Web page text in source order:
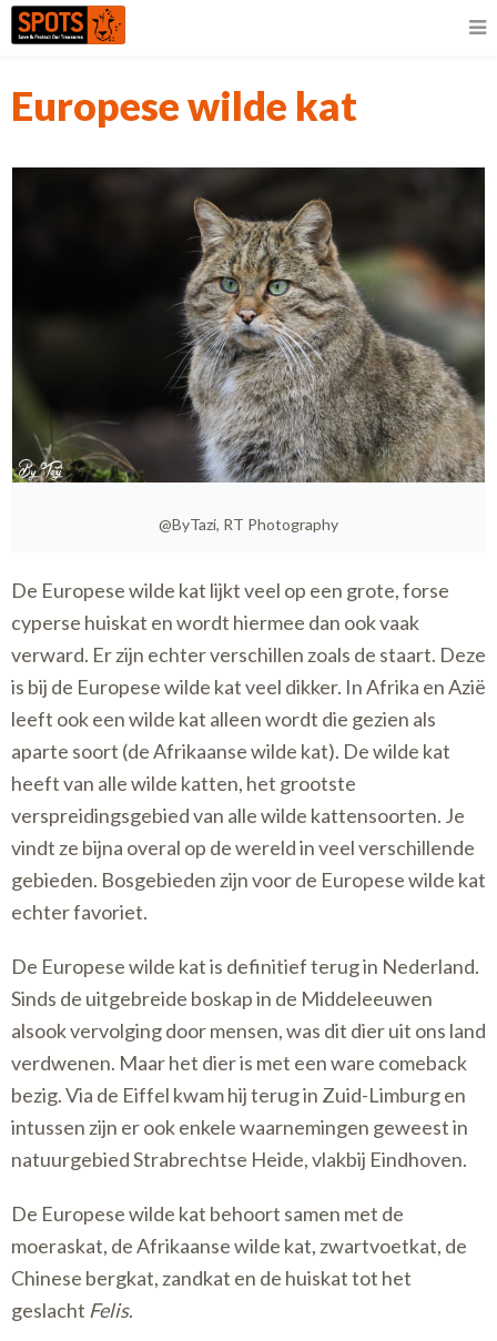
Europese wilde kat
@ByTazi, RT Photography
De Europese wilde kat lijkt veel op een grote, forse
cyperse huiskat en wordt hiermee dan ook vaak
verward. Er zijn echter verschillen zoals de staart. Deze
is bij de Europese wilde kat veel dikker. In Afrika en Azië
leeft ook een wilde kat alleen wordt die gezien als
aparte soort (de Afrikaanse wilde kat). De wilde kat
heeft van alle wilde katten, het grootste
verspreidingsgebied van alle wilde kattensoorten. Je
vindt ze bijna overal op de wereld in veel verschillende
gebieden. Bosgebieden zijn voor de Europese wilde kat
echter favoriet.
De Europese wilde kat is definitief terug in Nederland.
Sinds de uitgebreide boskap in de Middeleeuwen
alsook vervolging door mensen, was dit dier uit ons land
verdwenen. Maar het dier is met een ware comeback
bezig. Via de Eiffel kwam hij terug in Zuid-Limburg en
intussen zijn er ook enkele waarnemingen geweest in
natuurgebied Strabrechtse Heide, vlakbij Eindhoven.
De Europese wilde kat behoort samen met de
moeraskat, de Afrikaanse wilde kat, zwartvoetkat, de
Chinese bergkat, zandkat en de huiskat tot het
geslacht Felis.